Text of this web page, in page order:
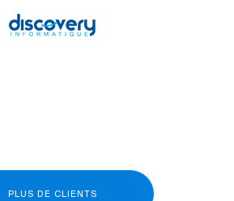
PLUS DE CLIENTS